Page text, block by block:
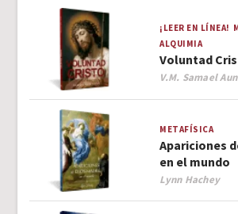
¡LEER EN LÍNEA!
ALQUIMIA
Voluntad
Author
V.M. Samael
METAFÍSICA
Apariciones
en el mundo
Author
Lynn Hachey